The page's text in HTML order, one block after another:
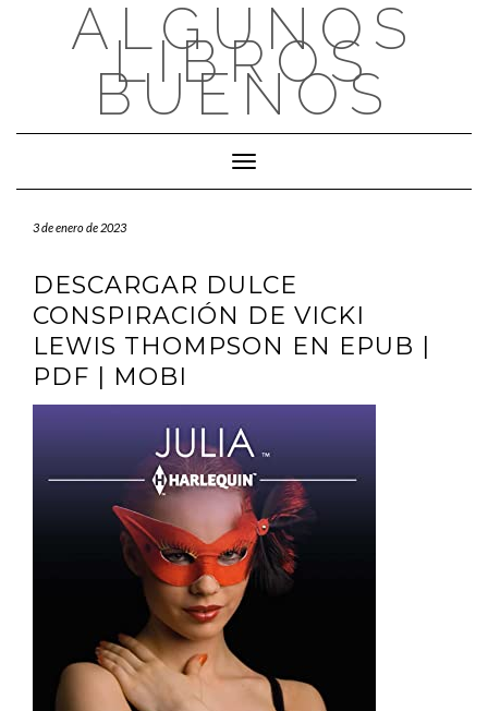
ALGUNOS
LIBROS
BUENOS
Cambiar modo de navegación
3 de enero de 2023
DESCARGAR DULCE
CONSPIRACIÓN DE VICKI
LEWIS THOMPSON EN EPUB |
PDF | MOBI